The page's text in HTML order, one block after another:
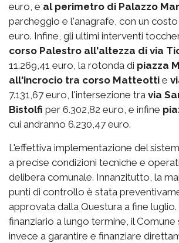
euro, e al perimetro di Palazzo
parcheggio e l'anagrafe, con un costo
euro. Infine, gli ultimi interventi
corso Palestro all'altezza di via
11.269,41 euro, la rotonda di piazza
all'incrocio tra corso Matteotti e
7.131,67 euro, l'intersezione tra via
Bistolfi per 6.302,82 euro, e infine
cui andranno 6.230,47 euro.
L'effettiva implementazione del
a precise condizioni tecniche e
delibera comunale. Innanzitutto, la
punti di controllo è stata
approvata dalla Questura a fine
finanziario a lungo termine, il Comune
invece a garantire e finanziare